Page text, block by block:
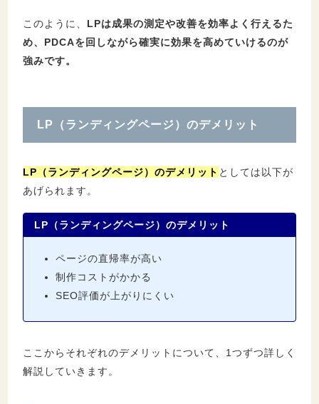
このように、 LPは成果の測定や改善を効率よく行えるた
め、PDCAを回しながら確実に効果を高めていけるのが
強みです。
LP（ランディングページ）のデメリット
LP（ランディングページ）のデメリット としては以下が
あげられます。
LP（ランディングページ）のデメリット
ページの直帰率が高い
制作コストがかかる
SEO評価が上がりにくい
ここからそれぞれのデメリットについて、1つずつ詳しく
解説していきます。